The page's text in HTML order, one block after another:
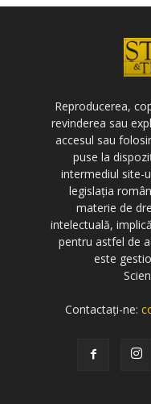
Reproducerea,
revinderea sau
accesul sau
puse la
intermediul site-
legislația
materie de
intelectuală,
pentru astfel de
este
Contactați-ne: